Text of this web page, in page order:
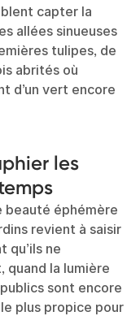
capter la
allées sinueuses
tulipes, de
abrités où
d’un vert encore
les
beauté éphémère
revient à saisir
qu’ils ne
quand la lumière
sont encore
plus propice pour